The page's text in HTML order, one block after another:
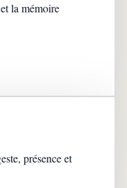
la mémoire
présence et